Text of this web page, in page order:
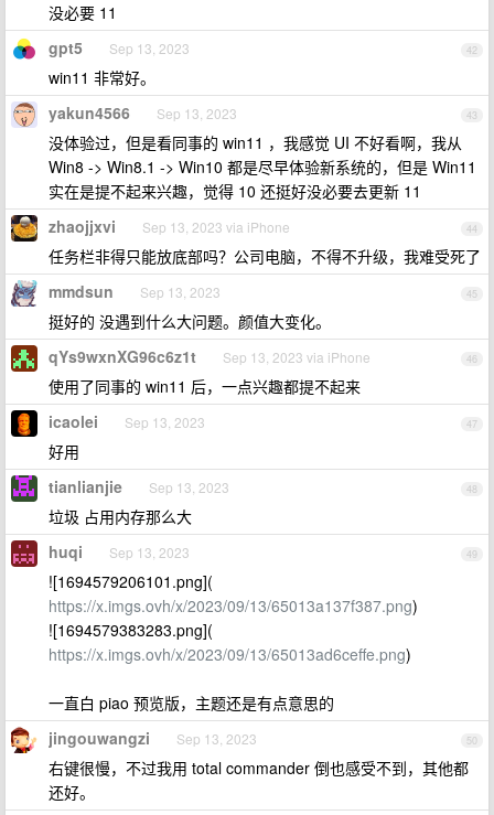
没必要 11
42
gpt5 Sep 13, 2023
win11 非常好。
43
yakun4566 Sep 13, 2023
没体验过，但是看同事的 win11 ，我感觉 UI 不好看啊，我从
Win8 -> Win8.1 -> Win10 都是尽早体验新系统的，但是 Win11
实在是提不起来兴趣，觉得 10 还挺好没必要去更新 11
44
zhaojjxvi Sep 13, 2023 via iPhone
任务栏非得只能放底部吗？公司电脑，不得不升级，我难受死了
45
mmdsun Sep 13, 2023
挺好的 没遇到什么大问题。颜值大变化。
46
qYs9wxnXG96c6z1t Sep 13, 2023 via iPhone
使用了同事的 win11 后，一点兴趣都提不起来
47
icaolei Sep 13, 2023
好用
48
tianlianjie Sep 13, 2023
垃圾 占用内存那么大
49
huqi Sep 13, 2023
![1694579206101.png](
https://x.imgs.ovh/x/2023/09/13/65013a137f387.png)
![1694579383283.png](
https://x.imgs.ovh/x/2023/09/13/65013ad6ceffe.png)
一直白 piao 预览版，主题还是有点意思的
50
jingouwangzi Sep 13, 2023
右键很慢，不过我用 total commander 倒也感受不到，其他都
还好。